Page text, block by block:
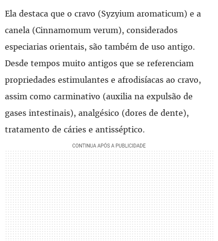
Ela destaca que o cravo (Syzyium aromaticum) e a
canela (Cinnamomum verum), considerados
especiarias orientais, são também de uso antigo.
Desde tempos muito antigos que se referenciam
propriedades estimulantes e afrodisíacas ao cravo,
assim como carminativo (auxilia na expulsão de
gases intestinais), analgésico (dores de dente),
tratamento de cáries e antisséptico.